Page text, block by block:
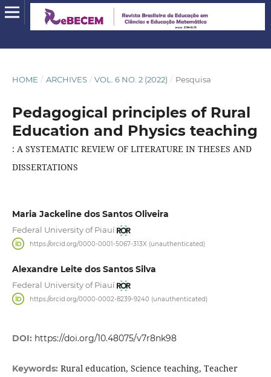
HOME / ARCHIVES / VOL. 6 NO. 2 (2022) / Pesquisa
Pedagogical principles of Rural
Education and Physics teaching
: A SYSTEMATIC REVIEW OF LITERATURE IN THESES AND
DISSERTATIONS
Maria Jackeline dos Santos Oliveira
Federal University of Piauí
https://orcid.org/0000-0001-5067-313X (unauthenticated)
Alexandre Leite dos Santos Silva
Federal University of Piauí
https://orcid.org/0000-0002-8239-9240 (unauthenticated)
DOI: https://doi.org/10.48075/v7r8nk98
Keywords: Rural education, Science teaching, Teacher